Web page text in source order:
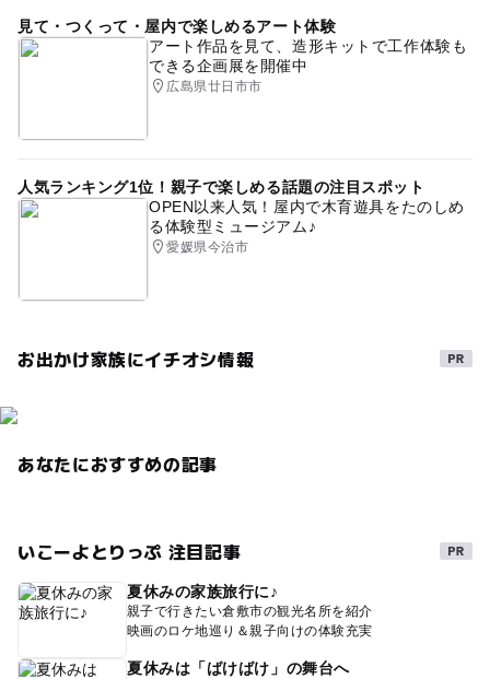
見て・つくって・屋内で楽しめるアート体験
アート作品を見て、造形キットで工作体験も
できる企画展を開催中
広島県廿日市市
人気ランキング1位！親子で楽しめる話題の注目スポット
OPEN以来人気！屋内で木育遊具をたのしめ
る体験型ミュージアム♪
愛媛県今治市
お出かけ家族にイチオシ情報
あなたにおすすめの記事
いこーよとりっぷ 注目記事
夏休みの家族旅行に♪
親子で行きたい倉敷市の観光名所を紹介
映画のロケ地巡り＆親子向けの体験充実
夏休みは「ばけばけ」の舞台へ